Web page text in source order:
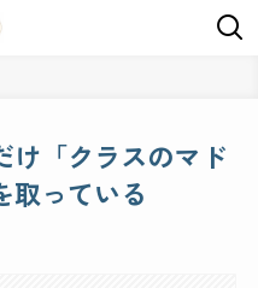
け「クラスのマド
取っている